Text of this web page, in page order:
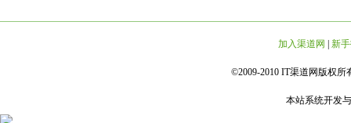
加入渠道网 新
©2009-2010 IT渠道网版权所
本站系统开发